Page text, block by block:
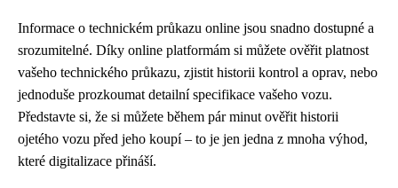
Informace o technickém průkazu online jsou snadno dostupné a
srozumitelné. Díky online platformám si můžete ověřit platnost
vašeho technického průkazu, zjistit historii kontrol a oprav, nebo
jednoduše prozkoumat detailní specifikace vašeho vozu.
Představte si, že si můžete během pár minut ověřit historii
ojetého vozu před jeho koupí – to je jen jedna z mnoha výhod,
které digitalizace přináší.